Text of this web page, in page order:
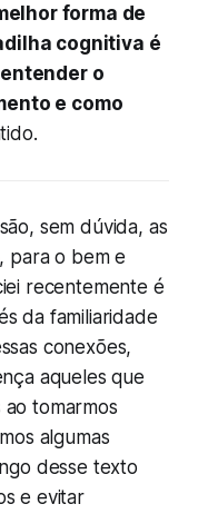
forma de
cognitiva é
o
e como
sem dúvida, as
para o bem e
recentemente é
da familiaridade
conexões,
aqueles que
ao tomarmos
algumas
desse texto
e evitar